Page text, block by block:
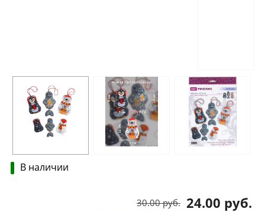
В наличии
24.00 руб.
30.00 руб.